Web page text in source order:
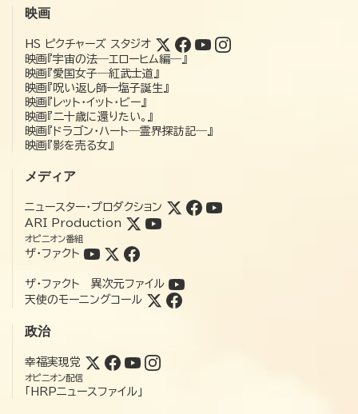
映画
HS ピクチャーズ スタジオ
映画『宇宙の法―エローヒム編―』
映画『愛国女子―紅武士道』
映画『呪い返し師—塩子誕生』
映画『レット・イット・ビー』
映画『二十歳に還りたい。』
映画『ドラゴン・ハート―霊界探訪記―』
映画『影を売る女』
メディア
ニュースター・プロダクション
ARI Production
オピニオン番組
ザ・ファクト
ザ・ファクト 異次元ファイル
天使のモーニングコール
政治
幸福実現党
オピニオン配信
「HRPニュースファイル」